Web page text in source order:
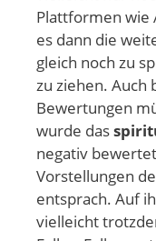
Plattformen wie
es dann die
gleich noch zu
zu ziehen. Auch
Bewertungen
wurde das
negativ
Vorstellungen
entsprach. Auf
vielleicht